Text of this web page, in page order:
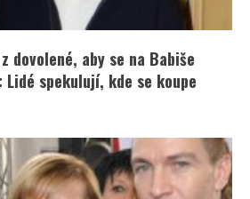
dovolené, aby se na Babiše
spekulují, kde se koupe